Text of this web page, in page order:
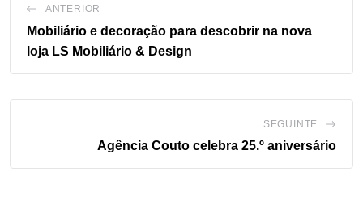
ANTERIOR
Mobiliário e decoração para descobrir na nova
loja LS Mobiliário & Design
SEGUINTE
Agência Couto celebra 25.º aniversário